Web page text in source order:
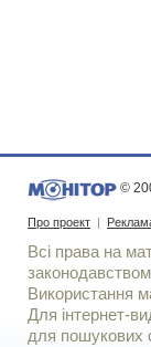
©
Про проект |
Всі права на
Використання
Для iнтернет-
для пошукових